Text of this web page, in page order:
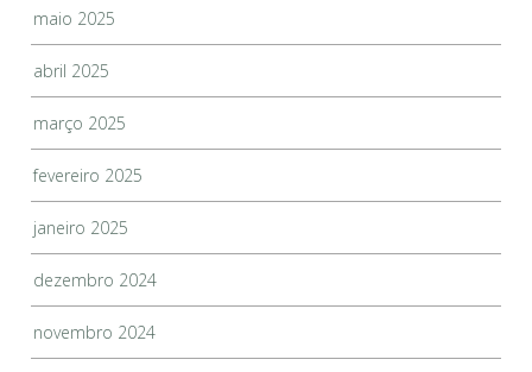
maio 2025
abril 2025
março 2025
fevereiro 2025
janeiro 2025
dezembro 2024
novembro 2024